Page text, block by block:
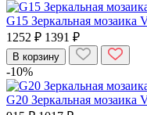
G15 Зеркальная мозаика
1252 ₽ 1391 ₽
В корзину
-10%
G20 Зеркальная мозаика